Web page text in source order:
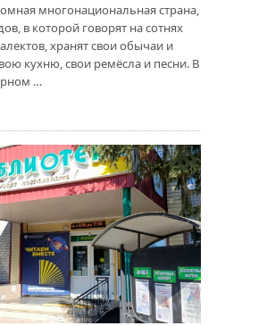
многонациональная страна,
в которой говорят на сотнях
хранят свои обычаи и
кухню, свои ремёсла и песни. В
…